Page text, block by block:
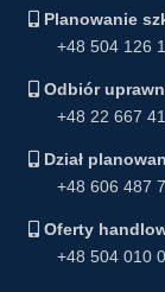
Planowanie
+48 504 126
Odbiór
+48 22 667
Dział
+48 606 487
Oferty
+48 504 010